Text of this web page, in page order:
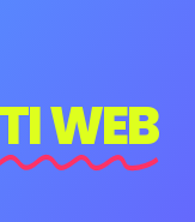
WEB